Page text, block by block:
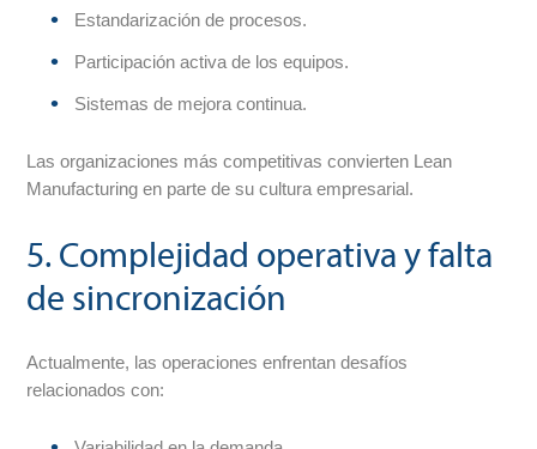
Estandarización de procesos.
Participación activa de los equipos.
Sistemas de mejora continua.
Las organizaciones más competitivas convierten Lean
Manufacturing en parte de su cultura empresarial.
5. Complejidad operativa y falta
de sincronización
Actualmente, las operaciones enfrentan desafíos
relacionados con: